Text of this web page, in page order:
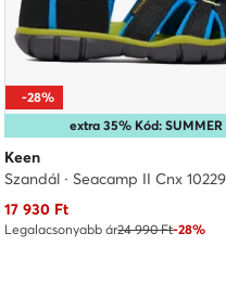
extra 35% Kód: SUMMER
-28%
Keen
Aktuális ár
17 930 Ft
Legalacsonyabb ár24 990 Ft-28%